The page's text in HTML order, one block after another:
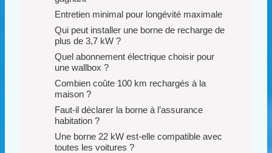
Entretien minimal pour longévité maximale
Qui peut installer une borne de recharge de
plus de 3,7 kW ?
Quel abonnement électrique choisir pour
une wallbox ?
Combien coûte 100 km rechargés à la
maison ?
Faut-il déclarer la borne à l’assurance
habitation ?
Une borne 22 kW est-elle compatible avec
toutes les voitures ?